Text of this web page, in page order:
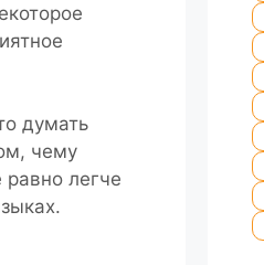
думать
чему
равно легче